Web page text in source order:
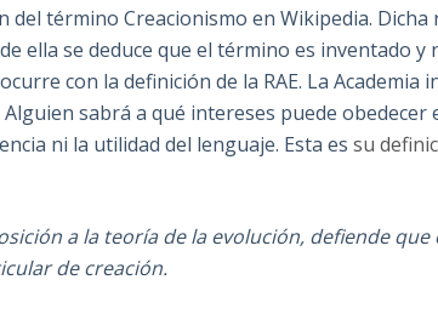
del término Creacionismo en Wikipedia.
ella se deduce que el término es inventado
con la definición de la RAE. La
sabrá a qué intereses puede
ni la utilidad del lenguaje. Esta essu
a la teoría de la evolución, defiende que
de creación.